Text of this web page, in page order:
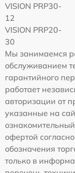
VISION PRP30-
12
VISION PRP20-
30
Мы занимаемся
обслуживанием
гарантийного
работает
авторизации от
указанные на
офертой
обозначения
только в